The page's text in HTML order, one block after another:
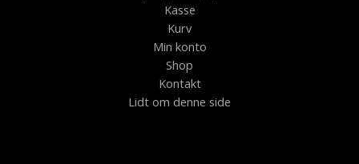
Kasse
Kurv
Min konto
Shop
Kontakt
Lidt om denne side